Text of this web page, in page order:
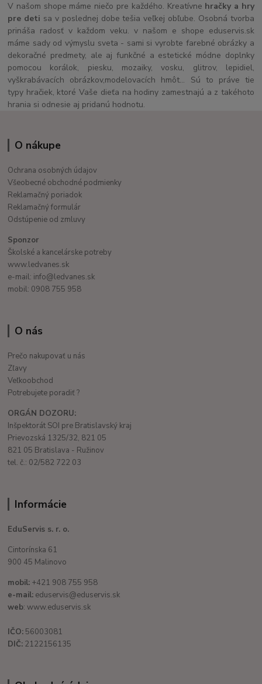
V našom shope máme niečo pre každého. Kreatívne hračky a hry
pre deti sa v poslednej dobe tešia veľkej obľube. Osobná tvorba
prináša radosť v každom veku. v našom e shope eduservis.sk
máme sady od výmyslu sveta - sami si vyrobte farebné obrázky a
dekoračné predmety, ale aj funkčné a estetické módne doplnky
pomocou korálok, piesku, mozaiky, vosku, glitrov, lepidiel,
vyškrabávacích obrázkov,modelovacích hmôt... Sú to práve tie
typy hračiek, ktoré Vaše dieťa na hodiny zamestnajú a z takéhoto
hrania si odnesie aj pridanú hodnotu.
O nákupe
Ochrana osobných údajov
Všeobecné obchodné podmienky
Reklamačný poriadok
Reklamačný formulár
Odstúpenie od zmluvy
Sponzor
Školské a kancelárske potreby
www.ledvanes.sk
e-mail: info@ledvanes.sk
mobil: 0908 755 958
O nás
Prečo nakupovať u nás
Zľavy
Veľkoobchod
Potrebujete poradiť ?
ORGÁN DOZORU:
Inšpektorát SOI pre Bratislavský kraj
Prievozská 1325/32, 821 05
821 05 Bratislava - Ružinov
tel. č.: 02/582 722 03
Informácie
EduServis s. r. o.
Cintorínska 61
900 45 Malinovo
mobil: +421 908 755 958
e-mail: eduservis@eduservis.sk
web: www.eduservis.sk
IČO: 56003081
DIČ: 2122156135